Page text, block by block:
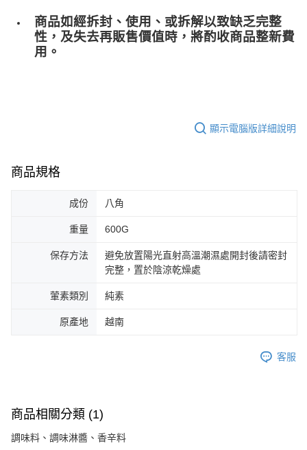
商品如經拆封、使用、或拆解以致缺乏完整
性，及失去再販售價值時，將酌收商品整﻿新費
用。
顯示電腦版詳細說明
商品規格
成份 八角
重量 600G
保存方法
避免放置陽光直射高溫潮濕處開封後請密封
完整，置於陰涼乾燥處
葷素類別 純素
原產地 越南
客服
商品相關分類 (1)
調味料、調味淋醬、香辛料